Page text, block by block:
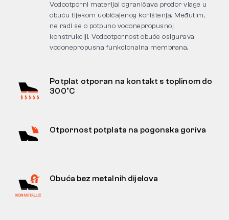
Vodootporni materijal ograničava prodor vlage u
obuću tijekom uobičajenog korištenja. Međutim,
ne radi se o potpuno vodonepropusnoj
konstrukciji. Vodootpornost obuće osigurava
vodonepropusna funkcionalna membrana.
Potplat otporan na kontakt s toplinom do
300°C
Otpornost potplata na pogonska goriva
Obuća bez metalnih dijelova